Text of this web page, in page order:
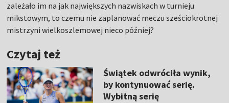
zależało im na jak największych nazwiskach w turnieju
mikstowym, to czemu nie zaplanować meczu sześciokrotnej
mistrzyni wielkoszlemowej nieco później?
Czytaj też
Świątek odwróciła wynik,
by kontynuować serię.
Wybitną serię